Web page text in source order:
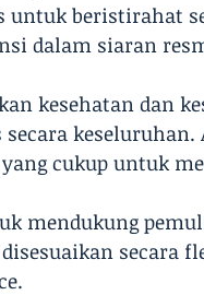
beristirahat
dalam siaran
kesehatan dan
keseluruhan.
cukup untuk
mendukung
secara